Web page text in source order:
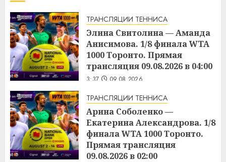
ТРАНСЛЯЦИИ ТЕННИСА
Элина Свитолина — Аманда
Анисимова. 1/8 финала WTA
1000 Торонто. Прямая
трансляция 09.08.2026 в 04:00
3:37 09.08.2026
ТРАНСЛЯЦИИ ТЕННИСА
Арина Соболенко —
Екатерина Александрова. 1/8
финала WTA 1000 Торонто.
Прямая трансляция
09.08.2026 в 02:00